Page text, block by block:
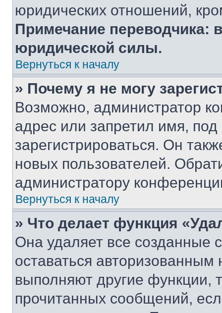
юридических отношений,
Примечание переводчика:
юридической силы.
Вернуться к началу
» Почему я не могу
Возможно, администратор
адрес или запретил имя,
зарегистрироваться. Он
новых пользователей.
администратору
Вернуться к началу
» Что делает функция
Она удаляет все созданные
оставаться
выполняют другие функции,
прочитанных сообщений,